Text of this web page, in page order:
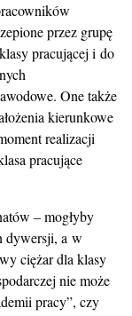
przez grupę
pracującej i do
One także
kierunkowe
realizacji
pracujące
– mogłyby
dywersji, a w
ciężar dla klasy
nie może
pracy”, czy